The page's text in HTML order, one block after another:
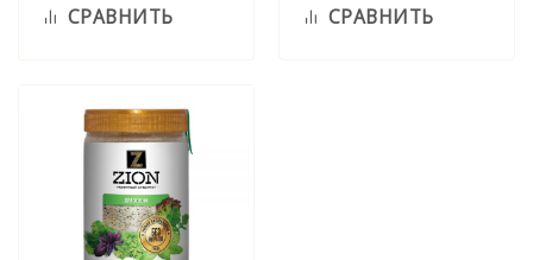
СРАВНИТЬ СРАВНИТЬ